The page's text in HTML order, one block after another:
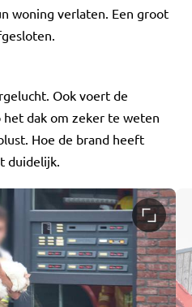
woning verlaten. Een groot
Ook voert de
dak om zeker te weten
Hoe de brand heeft
duidelijk.